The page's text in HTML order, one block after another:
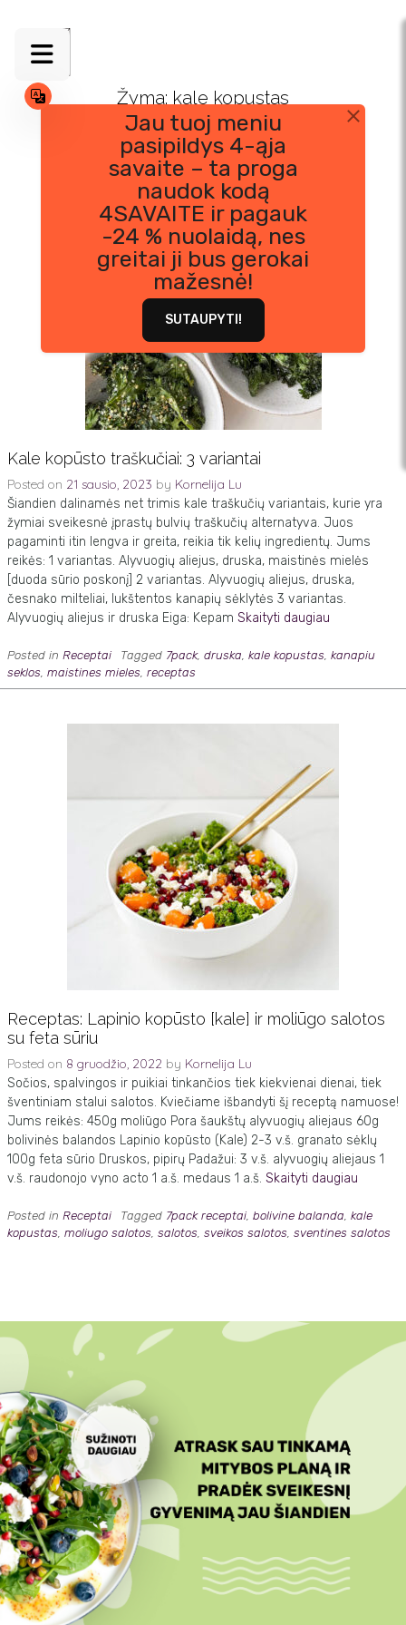
content
Jau tuoj meniu
pasipildys 4-ąja
savaite – ta proga
naudok kodą
4SAVAITE ir pagauk
-24 % nuolaidą, nes
greitai ji bus gerokai
mažesnė!
SUTAUPYTI!
Žyma: kale kopustas
Kale kopūsto traškučiai: 3 variantai
Posted on 21 sausio, 2023 by Kornelija Lu
Šiandien dalinamės net trimis kale traškučių variantais, kurie yra
žymiai sveikesnė įprastų bulvių traškučių alternatyva. Juos
pagaminti itin lengva ir greita, reikia tik kelių ingredientų. Jums
reikės: 1 variantas. Alyvuogių aliejus, druska, maistinės mielės
[duoda sūrio poskonį] 2 variantas. Alyvuogių aliejus, druska,
česnako milteliai, lukštentos kanapių sėklytės 3 variantas.
Alyvuogių aliejus ir druska Eiga: Kepam Skaityti daugiau
Posted in Receptai Tagged 7pack, druska, kale kopustas, kanapiu
seklos, maistines mieles, receptas
Receptas: Lapinio kopūsto [kale] ir moliūgo salotos
su feta sūriu
Posted on 8 gruodžio, 2022 by Kornelija Lu
Sočios, spalvingos ir puikiai tinkančios tiek kiekvienai dienai, tiek
šventiniam stalui salotos. Kviečiame išbandyti šį receptą namuose!
Jums reikės: 450g moliūgo Pora šaukštų alyvuogių aliejaus 60g
bolivinės balandos Lapinio kopūsto (Kale) 2-3 v.š. granato sėklų
100g feta sūrio Druskos, pipirų Padažui: 3 v.š. alyvuogių aliejaus 1
v.š. raudonojo vyno acto 1 a.š. medaus 1 a.š. Skaityti daugiau
Posted in Receptai Tagged 7pack receptai, bolivine balanda, kale
kopustas, moliugo salotos, salotos, sveikos salotos, sventines salotos